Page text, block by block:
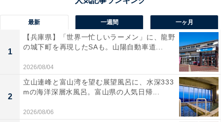
最新 一週間 一ヶ月
1
【兵庫県】「世界一忙しいラーメン」に、龍野
の城下町を再現したSAも。山陽自動車道...
2026/08/04
2
立山連峰と富山湾を望む展望風呂に、水深333
mの海洋深層水風呂。富山県の人気日帰...
2026/08/06